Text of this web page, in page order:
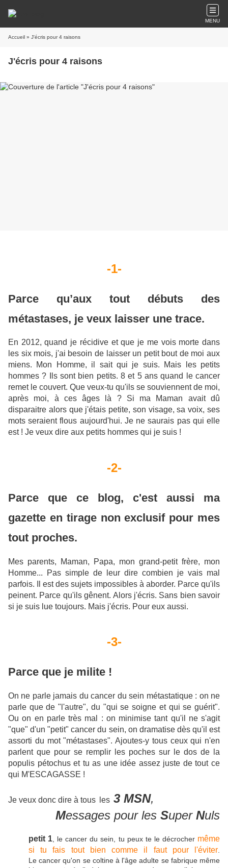
MENU
Accueil » J'écris pour 4 raisons
J'écris pour 4 raisons
-1-
Parce qu’aux tout débuts des
métastases, je veux laisser une trace.
En 2012, quand je récidive et que je me vois morte dans
les six mois, j'ai besoin de laisser un petit bout de moi aux
miens. Mon Homme, il sait qui je suis. Mais les petits
hommes ? Ils sont bien petits. 8 et 5 ans quand le cancer
remet le couvert. Que veux-tu qu'ils se souviennent de moi,
après moi, à ces âges là ? Si ma Maman avait dû
disparaitre alors que j'étais petite, son visage, sa voix, ses
mots seraient flous aujourd'hui. Je ne saurais pas qui elle
est ! Je veux dire aux petits hommes qui je suis !
-2-
Parce que ce blog, c'est aussi ma
gazette en tirage non exclusif pour mes
tout proches.
Mes parents, Maman, Papa, mon grand-petit frère, mon
Homme... Pas simple de leur dire combien je vais mal
parfois. Il est des sujets impossibles à aborder. Parce qu'ils
peinent. Parce qu'ils gênent. Alors j'écris. Sans bien savoir
si je suis lue toujours. Mais j'écris. Pour eux aussi.
-3-
Parce que je milite !
On ne parle jamais du cancer du sein métastatique : on ne
parle que de "l'autre", du "qui se soigne et qui se guérit".
Ou on en parle très mal : on minimise tant qu'il ne s'agit
"que" d'un "petit" cancer du sein, on dramatise dès qu'il est
assorti du mot "métastases". Ajoutes-y tous ceux qui n'en
parlent que pour se remplir les poches sur le dos de la
populis pétochus et tu as une idée assez juste de tout ce
qui M'ESCAGASSE !
Je veux donc dire à tous les 3 MSN,
Messages pour les Super Nuls
petit 1 , le cancer du sein, tu peux te le décrocher même
si tu fais tout bien comme il faut pour l'éviter
Le cancer qu'on se coltine à l'âge adulte se fabrique même